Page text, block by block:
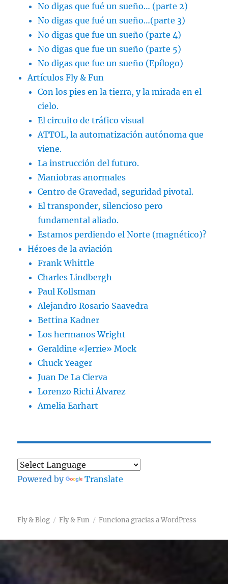
No digas que fué un sueño… (parte 2)
No digas que fué un sueño…(parte 3)
No digas que fue un sueño (parte 4)
No digas que fue un sueño (parte 5)
No digas que fue un sueño (Epílogo)
Artículos Fly & Fun
Con los pies en la tierra, y la mirada en el
cielo.
El circuito de tráfico visual
ATTOL, la automatización autónoma que
viene.
La instrucción del futuro.
Maniobras anormales
Centro de Gravedad, seguridad pivotal.
El transponder, silencioso pero
fundamental aliado.
Estamos perdiendo el Norte (magnético)?
Héroes de la aviación
Frank Whittle
Charles Lindbergh
Paul Kollsman
Alejandro Rosario Saavedra
Bettina Kadner
Los hermanos Wright
Geraldine «Jerrie» Mock
Chuck Yeager
Juan De La Cierva
Lorenzo Richi Álvarez
Amelia Earhart
Powered by Translate
Fly & Blog Fly & Fun Funciona gracias a WordPress